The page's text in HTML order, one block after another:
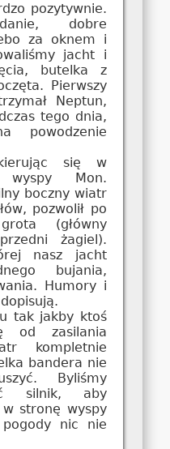
pozytywnie.
dobre
za oknem i
jacht i
butelka z
Pierwszy
Neptun,
tego dnia,
powodzenie
się w
wyspy Mon.
boczny wiatr
pozwolił po
(główny
żagiel).
nasz jacht
bujania,
Humory i
tak jakby ktoś
od zasilania
kompletnie
bandera nie
Byliśmy
silnik, aby
w stronę wyspy
nic nie